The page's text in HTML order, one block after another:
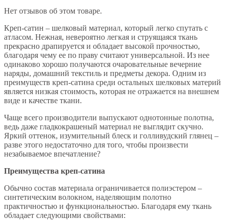
Нет отзывов об этом товаре.
Креп-сатин – шелковый материал, который легко спутать с
атласом. Нежная, невероятно легкая и струящаяся ткань
прекрасно драпируется и обладает высокой прочностью,
благодаря чему ее по праву считают универсальной. Из нее
одинаково хорошо получаются очаровательные вечерние
наряды, домашний текстиль и предметы декора. Одним из
преимуществ креп-сатина среди остальных шелковых материй
является низкая стоимость, которая не отражается на внешнем
виде и качестве ткани.
Чаще всего производители выпускают однотонные полотна,
ведь даже гладкокрашеный материал не выглядит скучно.
Яркий оттенок, изумительный блеск и голливудский глянец –
разве этого недостаточно для того, чтобы произвести
незабываемое впечатление?
Преимущества креп-сатина
Обычно состав материала ограничивается полиэстером –
синтетическим волокном, наделяющим полотно
практичностью и функциональностью. Благодаря ему ткань
обладает следующими свойствами: